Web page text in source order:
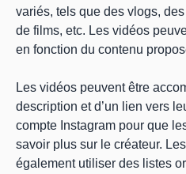
variés, tels que des vlogs,
de films, etc. Les vidéos
en fonction du contenu
Les vidéos peuvent être
description et d’un lien vers
compte Instagram pour que
savoir plus sur le créateur.
également utiliser des listes